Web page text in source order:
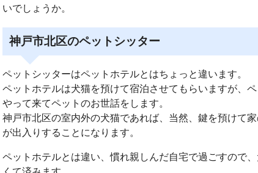
いでしょうか。
神戸市北区のペットシッター
ペットシッターはペットホテルとはちょっと違います。
ペットホテルは犬猫を預けて宿泊させてもらいますが、
やって来てペットのお世話をします。
神戸市北区の室内外の犬猫であれば、当然、鍵を預けて
が出入りすることになります。
ペットホテルとは違い、慣れ親しんだ自宅で過ごすので